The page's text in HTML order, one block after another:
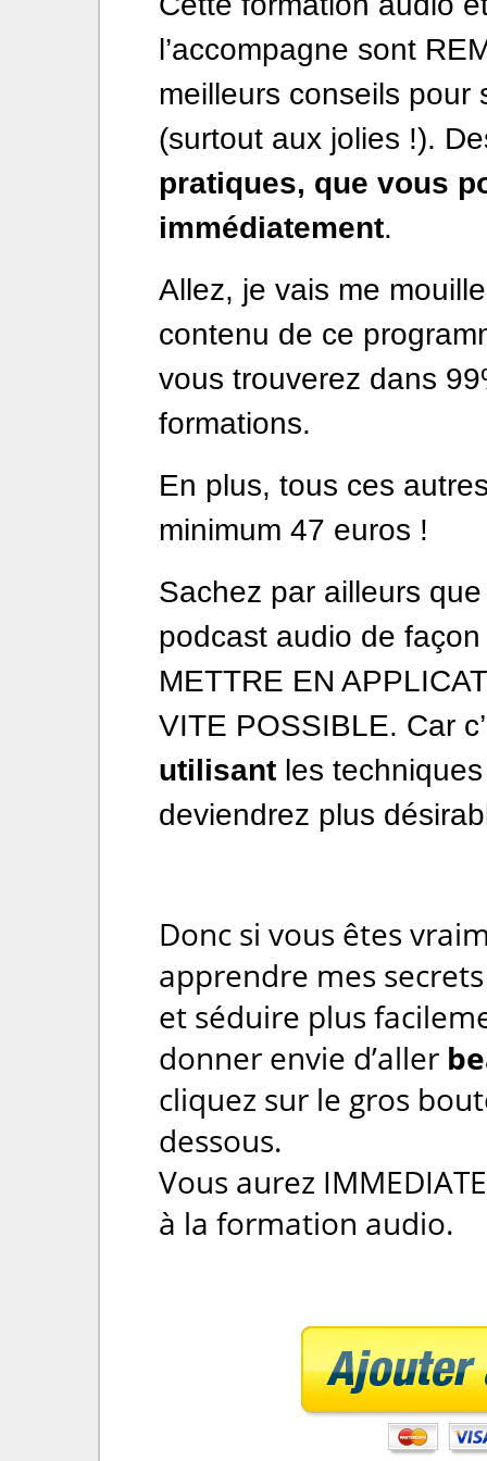
l’accompagne sont
meilleurs conseils pour
(surtout aux jolies !).
pratiques, que vous
immédiatement.
Allez, je vais me
contenu de ce
vous trouverez dans
formations.
En plus, tous ces
minimum 47 euros !
Sachez par ailleurs
podcast audio de
METTRE EN
VITE POSSIBLE. Car
utilisant les
deviendrez plus
Donc si vous êtes
apprendre mes
et séduire plus
donner envie d’aller
cliquez sur le gros
dessous.
Vous aurez
à la formation audio.